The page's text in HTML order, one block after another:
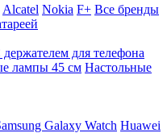
Alcatel Nokia F+ Все бренды
держателем для телефона
лампы 45 см Настольные
Galaxy Watch Huawei